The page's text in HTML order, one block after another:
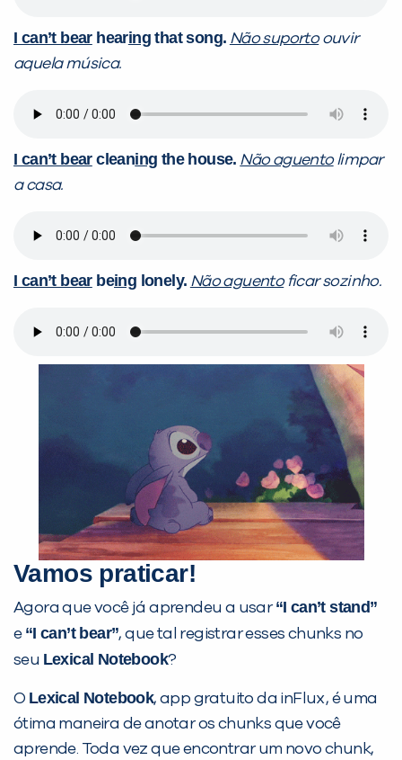
I can’t bearhearing that song. Não suportoouvir
aquela música.
I can’t bearcleaning the house. Não aguentolimpar
a casa.
I can’t bearbeing lonely. Não aguentoficar sozinho.
Vamos praticar!
Agora que você já aprendeu a usar“I can’t stand”
e “I can’t bear”, que tal registrar esses chunks no
seu Lexical Notebook?
O Lexical Notebook, app gratuito da inFlux, é uma
ótima maneira de anotar os chunks que você
aprende. Toda vez que encontrar um novo chunk,